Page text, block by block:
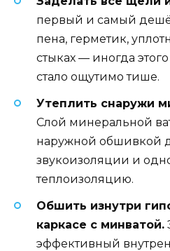
первый и самый
пена, герметик,
стыках — иногда
стало ощутимо тише.
Утеплить снаружи
Слой минеральной
наружной обшивкой
звукоизоляции и
теплоизоляцию.
Обшить изнутри
каркасе с минватой.
эффективный